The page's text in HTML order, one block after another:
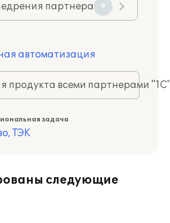
партнера 9
автоматизация
продукта всеми партнерами
задача
ТЭК
следующие